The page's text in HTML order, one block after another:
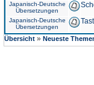
Japanisch-Deutsche
Übersetzungen
Japanisch-Deutsche
Übersetzungen
Übersicht » Neueste